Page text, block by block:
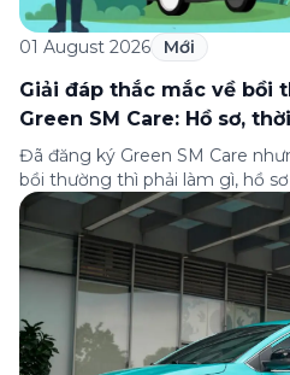
01 August 2026 Mới
Giải đáp thắc mắc về bồi
Green SM Care: Hồ sơ,
hỗ trợ
Đã đăng ký Green SM Care
bồi thường thì phải làm gì, hồ
nhận bảo hiểm tìm ở đâu? Bài
câu hỏi thường gặp nhất về
của Green […]